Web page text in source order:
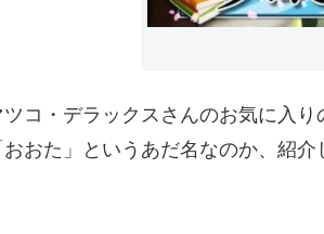
ツコ・デラックスさんのお気に入
おた」というあだ名なのか、紹介